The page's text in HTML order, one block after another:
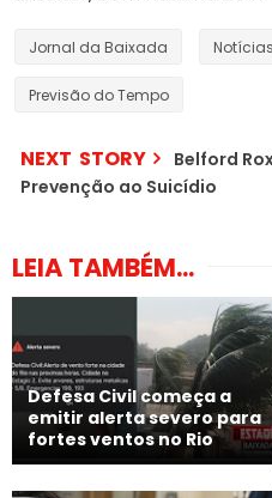
Jornal da Baixada Notícias
Previsão do Tempo
NEXT STORY
Belford
Prevenção ao Suicídio
LEIA TAMBÉM...
Defesa Civil começa a
emitir alerta severo para
fortes ventos no Rio